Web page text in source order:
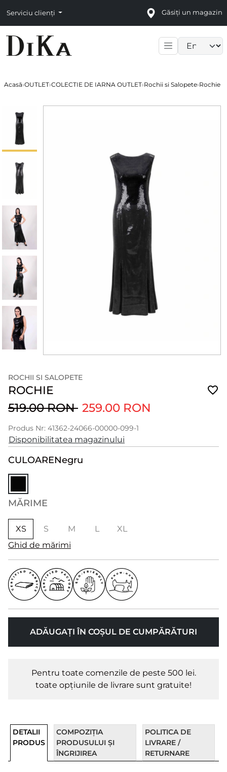
Serviciu clienți Găsiți un magazin
Acasă›OUTLET›COLECTIE DE IARNA OUTLET›Rochii si Salopete›Rochie
ROCHII SI SALOPETE
ROCHIE
519.00 RON 259.00 RON
Produs Nr: 41362-24066-00000-099-1
Disponibilitatea magazinului
CULOARENegru
MĂRIME
XS S M L
XL
Ghid de mărimi
ADĂUGAȚI ÎN COȘUL DE CUMPĂRĂTURI
Pentru toate comenzile de peste 500 lei.
toate opțiunile de livrare sunt gratuite!
DETALII
PRODUS
COMPOZIȚIA
PRODUSULUI ȘI
ÎNGRIJIREA
POLITICA DE
LIVRARE /
RETURNARE